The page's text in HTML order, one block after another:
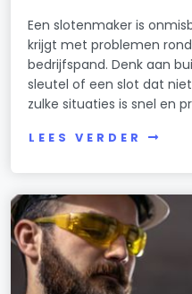
Een slotenmaker is
krijgt met problemen
bedrijfspand. Denk aan
sleutel of een slot dat
zulke situaties is snel en
LEES VERDER